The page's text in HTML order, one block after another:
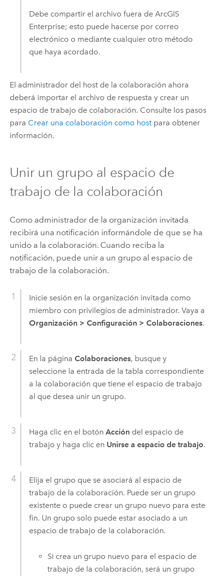
Debe compartir el archivo fuera de ArcGIS
Enterprise; esto puede hacerse por correo
electrónico o mediante cualquier otro método
que haya acordado.
El administrador del host de la colaboración ahora
deberá importar el archivo de respuesta y crear un
espacio de trabajo de colaboración. Consulte los pasos
para Crear una colaboración como hostpara obtener
información.
Unir un grupo al espacio de
trabajo de la colaboración
Como administrador de la organización invitada
recibirá una notificación informándole de que se ha
unido a la colaboración. Cuando reciba la
notificación, puede unir a un grupo al espacio de
trabajo de la colaboración.
Inicie sesión en la organización invitada como
miembro con privilegios de administrador. Vaya a
Organización > Configuración > Colaboraciones.
En la página Colaboraciones, busque y
seleccione la entrada de la tabla correspondiente
a la colaboración que tiene el espacio de trabajo
al que desea unir un grupo.
Haga clic en el botón Accióndel espacio de
trabajo y haga clic en Unirse a espacio de trabajo.
Elija el grupo que se asociará al espacio de
trabajo de la colaboración. Puede ser un grupo
existente o puede crear un grupo nuevo para este
fin. Un grupo solo puede estar asociado a un
espacio de trabajo de la colaboración.
Si crea un grupo nuevo para el espacio de
trabajo de la colaboración, será un grupo